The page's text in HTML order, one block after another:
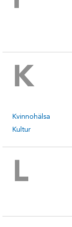
K
Kvinnohälsa
Kultur
L